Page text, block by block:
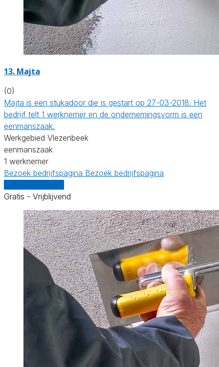
13. Majta
(0)
Majta is een stukadoor die is gestart op 27-03-2018. Het
bedrijf telt 1 werknemer en de ondernemingsvorm is een
eenmanszaak.
Werkgebied Vlezenbeek
eenmanszaak
1 werknemer
Bezoek bedrijfspagina Bezoek bedrijfspagina
Gratis - Vrijblijvend